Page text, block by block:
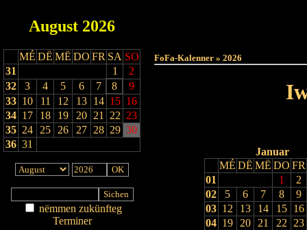
August 2026
MÉ DË MË DO FR SA SO
31
1
2
32
3 4 5 6 7 8
9
33 10 11 12 13 14 15 16
34 17 18 19 20 21 22 23
35 24 25 26 27 28 29 30
36 31
nëmmen zukünfteg
Terminer
FoFa-Kalenner » 2026
Januar
MÉ DË MË DO FR
01
1
2
02
5 6 7 8
9
03 12 13 14 15
16
04 19 20 21 22
23